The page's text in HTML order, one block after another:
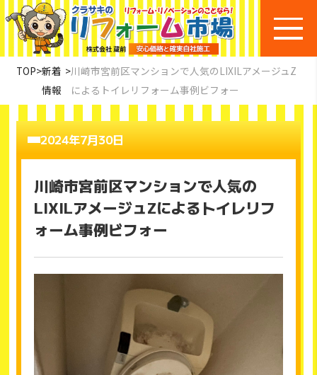
TOP>新着
情報
>川崎市宮前区マンションで人気のLIXILアメージュZ
によるトイレリフォーム事例ビフォー
2024年7月30日
川崎市宮前区マンションで人気の
LIXILアメージュZによるトイレリフ
ォーム事例ビフォー